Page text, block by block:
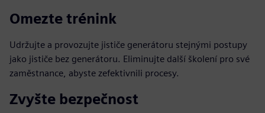
Omezte trénink
Udržujte a provozujte jističe generátoru stejnými postupy
jako jističe bez generátoru. Eliminujte další školení pro své
zaměstnance, abyste zefektivnili procesy.
Zvyšte bezpečnost